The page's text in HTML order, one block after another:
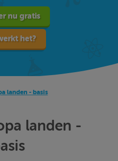
nu gratis
het?
landen - basis
landen -